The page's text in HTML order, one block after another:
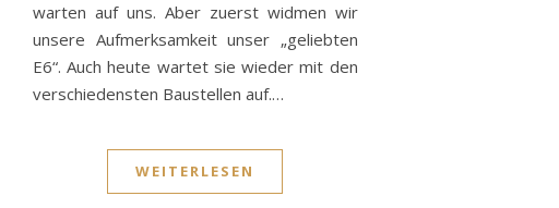
warten auf uns. Aber zuerst widmen wir
unsere Aufmerksamkeit unser „geliebten
E6“. Auch heute wartet sie wieder mit den
verschiedensten Baustellen auf.…
WEITERLESEN